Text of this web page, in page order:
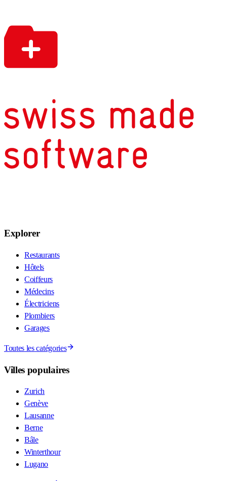
Explorer
Restaurants
Hôtels
Coiffeurs
Médecins
Électriciens
Plombiers
Garages
Toutes les catégories
Villes populaires
Zurich
Genève
Lausanne
Berne
Bâle
Winterthour
Lugano